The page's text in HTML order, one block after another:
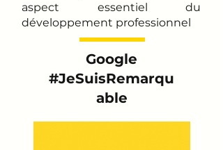
aspect essentiel du
développement professionnel
Google
#JeSuisRemarqu
able